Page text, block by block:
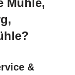
Mühle,
&